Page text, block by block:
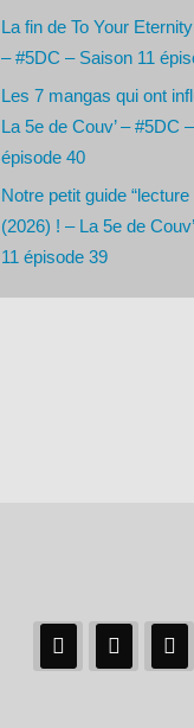
La fin de To Your
– #5DC – Saison 11
Les 7 mangas qui ont
La 5e de Couv’ – #5DC
épisode 40
Notre petit guide “lecture
(2026) ! – La 5e de
11 épisode 39